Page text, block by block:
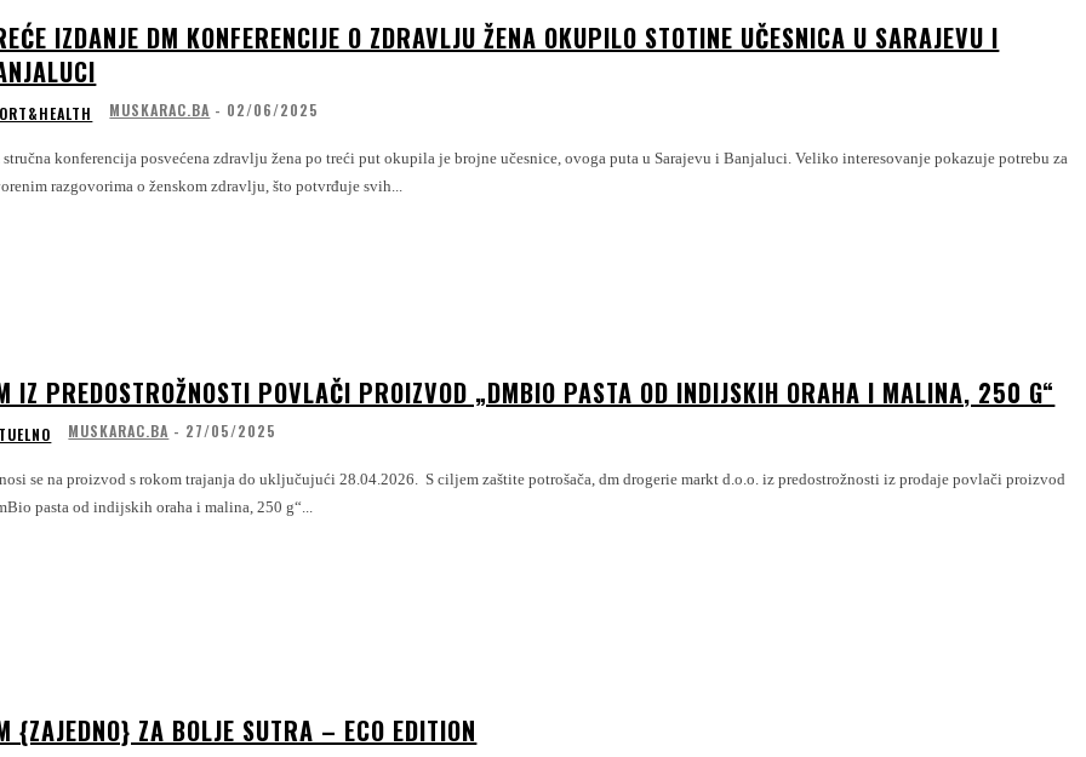
IZDANJE DM KONFERENCIJE O ZDRAVLJU ŽENA OKUPILO STOTINE UČESNICA U SARAJEVU I
MUSKARAC.BA - 02/06/2025
stručna konferencija posvećena zdravlju žena po treći put okupila je brojne učesnice, ovoga puta u Sarajevu i Banjaluci. Veliko interesovanje pokazuje potrebu za
razgovorima o ženskom zdravlju, što potvrđuje svih...
IZ PREDOSTROŽNOSTI POVLAČI PROIZVOD „DMBIO PASTA OD INDIJSKIH ORAHA I MALINA, 250 G“
MUSKARAC.BA - 27/05/2025
na proizvod s rokom trajanja do uključujući 28.04.2026. S ciljem zaštite potrošača, dm drogerie markt d.o.o. iz predostrožnosti iz prodaje povlači proizvod
pasta od indijskih oraha i malina, 250 g“...
{ZAJEDNO} ZA BOLJE SUTRA – ECO EDITION